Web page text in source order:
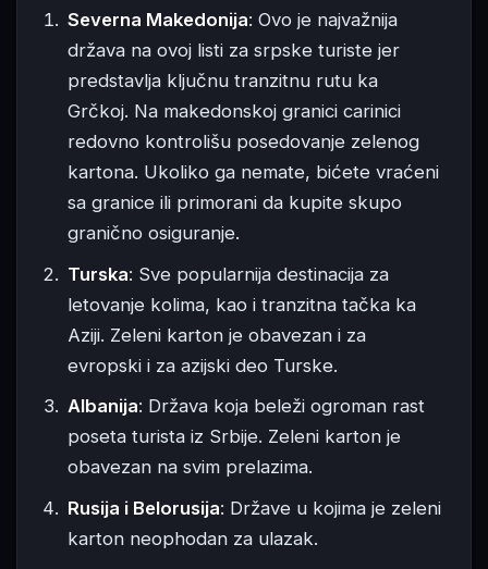
Severna Makedonija: Ovo je najvažnija
država na ovoj listi za srpske turiste jer
predstavlja ključnu tranzitnu rutu ka
Grčkoj. Na makedonskoj granici carinici
redovno kontrolišu posedovanje zelenog
kartona. Ukoliko ga nemate, bićete vraćeni
sa granice ili primorani da kupite skupo
granično osiguranje.
Turska: Sve popularnija destinacija za
letovanje kolima, kao i tranzitna tačka ka
Aziji. Zeleni karton je obavezan i za
evropski i za azijski deo Turske.
Albanija: Država koja beleži ogroman rast
poseta turista iz Srbije. Zeleni karton je
obavezan na svim prelazima.
Rusija i Belorusija: Države u kojima je zeleni
karton neophodan za ulazak.